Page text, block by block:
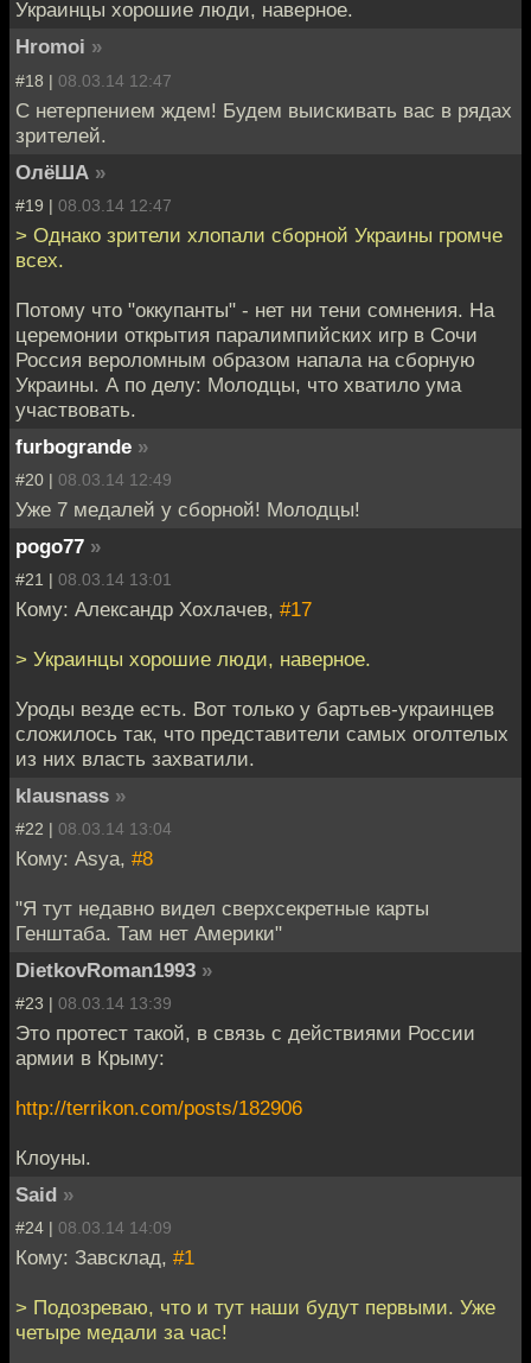
Украинцы хорошие люди, наверное.
Hromoi »
#18 | 08.03.14 12:47
С нетерпением ждем! Будем выискивать вас в рядах
зрителей.
ОлёША »
#19 | 08.03.14 12:47
> Однако зрители хлопали сборной Украины громче
всех.
Потому что "оккупанты" - нет ни тени сомнения. На
церемонии открытия паралимпийских игр в Сочи
Россия вероломным образом напала на сборную
Украины. А по делу: Молодцы, что хватило ума
участвовать.
furbogrande »
#20 | 08.03.14 12:49
Уже 7 медалей у сборной! Молодцы!
pogo77 »
#21 | 08.03.14 13:01
Кому: Александр Хохлачев, #17
> Украинцы хорошие люди, наверное.
Уроды везде есть. Вот только у бартьев-украинцев
сложилось так, что представители самых оголтелых
из них власть захватили.
klausnass »
#22 | 08.03.14 13:04
Кому: Asya, #8
"Я тут недавно видел сверхсекретные карты
Генштаба. Там нет Америки"
DietkovRoman1993 »
#23 | 08.03.14 13:39
Это протест такой, в связь с действиями России
армии в Крыму:
http://terrikon.com/posts/182906
Клоуны.
Said »
#24 | 08.03.14 14:09
Кому: Завсклад, #1
> Подозреваю, что и тут наши будут первыми. Уже
четыре медали за час!